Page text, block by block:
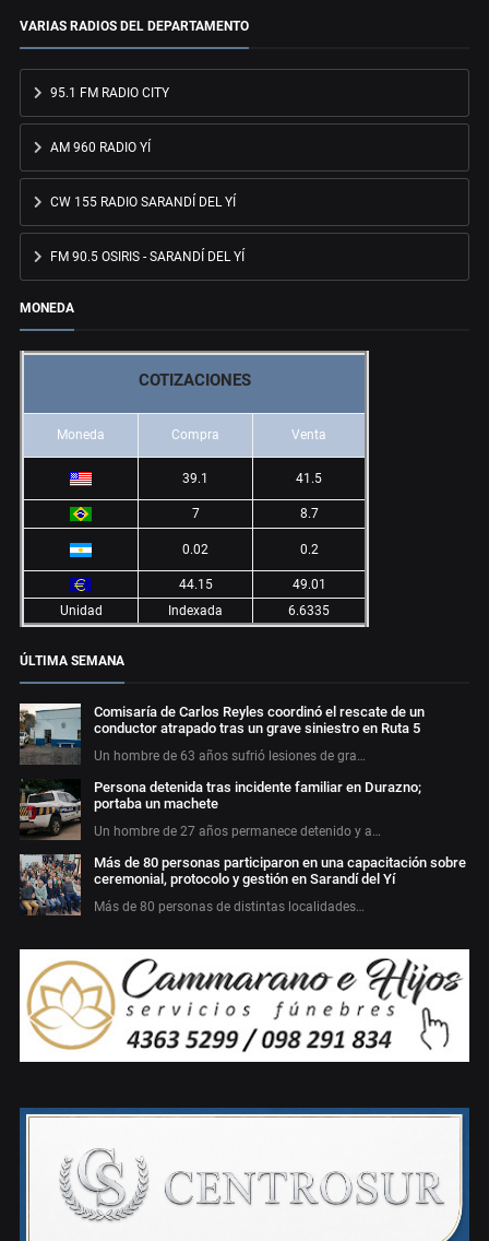
VARIAS RADIOS DEL DEPARTAMENTO
95.1 FM RADIO CITY
AM 960 RADIO YÍ
CW 155 RADIO SARANDÍ DEL YÍ
FM 90.5 OSIRIS - SARANDÍ DEL YÍ
MONEDA
COTIZACIONES
Moneda Compra Venta
39.1 41.5
7 8.7
0.02 0.2
44.15
49.01
Unidad
Indexada 6.6335
ÚLTIMA SEMANA
Comisaría de Carlos Reyles coordinó el rescate de un
conductor atrapado tras un grave siniestro en Ruta 5
Un hombre de 63 años sufrió lesiones de gra…
Persona detenida tras incidente familiar en Durazno;
portaba un machete
Un hombre de 27 años permanece detenido y a…
Más de 80 personas participaron en una capacitación sobre
ceremonial, protocolo y gestión en Sarandí del Yí
Más de 80 personas de distintas localidades…